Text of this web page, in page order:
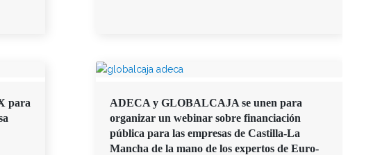
para
ADECA y GLOBALCAJA se unen para
organizar un webinar sobre financiación
pública para las empresas de Castilla-La
Mancha de la mano de los expertos de Euro-